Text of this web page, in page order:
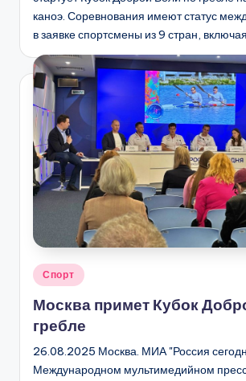
каноэ. Соревнования имеют статус
в заявке спортсмены из 9 стран,
Опубликовано
Спорт
Москва примет Кубок
гребле
26.08.2025 Москва. МИА "Россия
Международном мультимедийном